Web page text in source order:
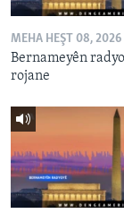
MEHA HEŞT 08, 2026
Bernameyên
rojane